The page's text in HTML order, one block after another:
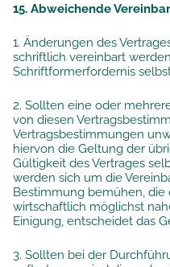
15. Abweichende
1. Änderungen des
schriftlich vereinbart
Schriftformerfordernis
2. Sollten eine oder
von diesen
Vertragsbestimmungen
hiervon die Geltung der
Gültigkeit des Vertrages
werden sich um die
Bestimmung bemühen,
wirtschaftlich möglichst
Einigung, entscheidet das
3. Sollten bei der